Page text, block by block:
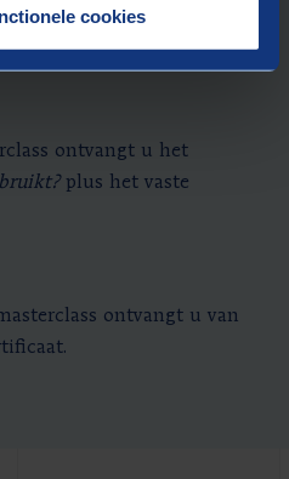
cookies
mee te kijken en
ontvangt u het
plus het vaste
ontvangt u van